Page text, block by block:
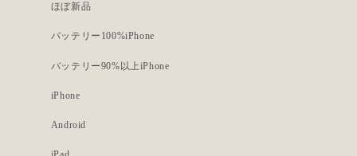
ほぼ新品
バッテリー100%iPhone
バッテリー90%以上iPhone
iPhone
Android